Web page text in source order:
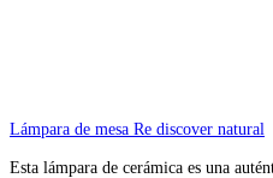
Lámpara de mesa Re discover natural
Esta lámpara de cerámica es una